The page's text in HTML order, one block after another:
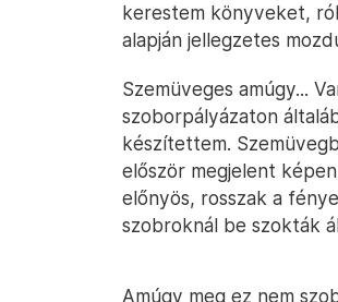
kerestem könyveket,
alapján jellegzetes
Szemüveges amúgy...
szoborpályázaton
készítettem.
először megjelent
előnyös, rosszak a
szobroknál be szokták
Amúgy meg ez nem